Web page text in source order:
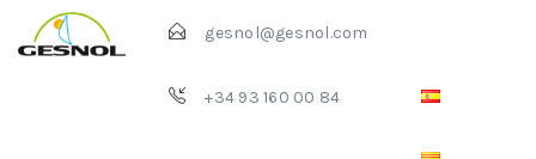
gesnol@gesnol.com
+34 93 160 00 84